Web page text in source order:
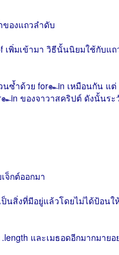
องแถวลำดับ
พิ่มเข้ามา วิธีนั้นนิยมใช้กับแ
นซ้ำด้วย for๛in เหมือนกัน
in ของจาวาสคริปต์ ดังนั้นระ
จ็กต์ออกมา
สิ่งที่มีอยู่แล้วโดยไม่ได้ป้อนใ
และเมธอดอีกมากมายอ